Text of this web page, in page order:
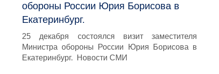
обороны России Юрия Борисова в
Екатеринбург.
25 декабря состоялся визит заместителя
Министра обороны России Юрия Борисова в
Екатеринбург. Новости СМИ